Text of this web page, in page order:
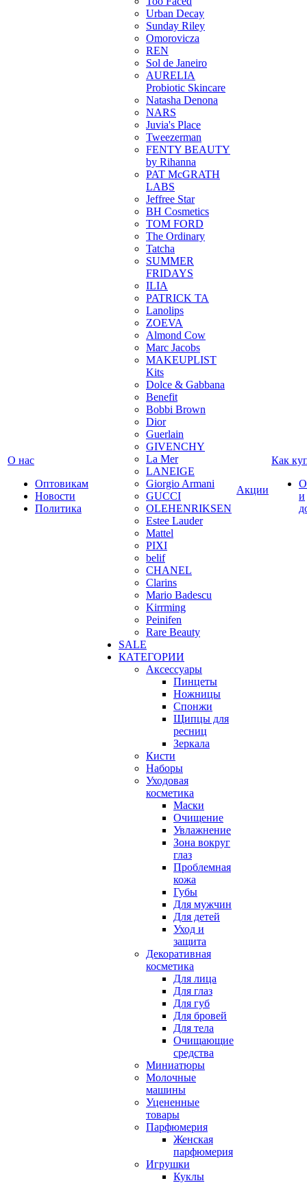
О нас
Оптовикам
Новости
Политика
Urban Decay
Sunday Riley
Omorovicza
REN
Sol de Janeiro
AURELIA
Probiotic Skincare
Natasha Denona
NARS
Juvia's Place
Tweezerman
FENTY BEAUTY
by Rihanna
PAT McGRATH
LABS
Jeffree Star
BH Cosmetics
TOM FORD
The Ordinary
Tatcha
SUMMER
FRIDAYS
ILIA
PATRICK TA
Lanolips
ZOEVA
Almond Cow
Marc Jacobs
MAKEUPLIST
Kits
Dolce & Gabbana
Benefit
Bobbi Brown
Dior
Guerlain
GIVENCHY
La Mer
LANEIGE
Giorgio Armani
GUCCI
OLEHENRIKSEN
Estee Lauder
Mattel
PIXI
belif
CHANEL
Clarins
Mario Badescu
Kirrming
Peinifen
Rare Beauty
SALE
КАТЕГОРИИ
Аксессуары
Пинцеты
Ножницы
Спонжи
Щипцы для
ресниц
Зеркала
Кисти
Наборы
Уходовая
косметика
Маски
Очищение
Увлажнение
Зона вокруг
глаз
Проблемная
кожа
Губы
Для мужчин
Для детей
Уход и
защита
Декоративная
косметика
Для лица
Для глаз
Для губ
Для бровей
Для тела
Очищающие
средства
Миниатюры
Молочные
машины
Уцененные
товары
Парфюмерия
Женская
парфюмерия
Игрушки
Куклы
Акции
Как
и